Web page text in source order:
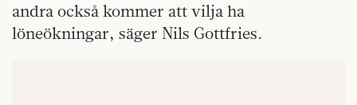
andra också kommer att vilja ha
löneökningar, säger Nils Gottfries.